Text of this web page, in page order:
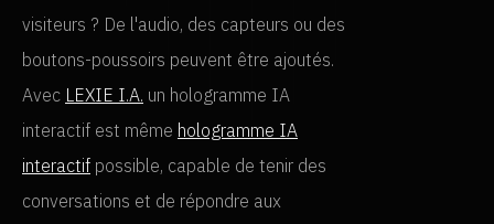
visiteurs ? De l'audio, des capteurs ou des
boutons-poussoirs peuvent être ajoutés.
Avec LEXIE I.A. un hologramme IA
interactif est même hologramme IA
interactif possible, capable de tenir des
conversations et de répondre aux